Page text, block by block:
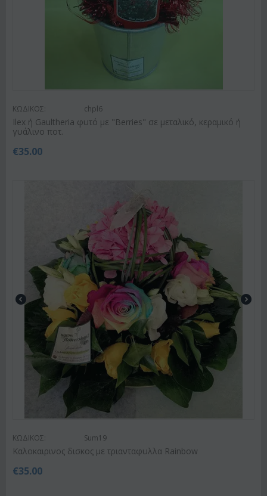
ΚΩΔΙΚΟΣ: chpl6
Ilex ή Gaultheria φυτό με "Berries" σε μεταλικό, κεραμικό ή
γυάλινο ποτ.
€35.00
ΚΩΔΙΚΟΣ: Sum19
Kαλοκαιρινος δισκος με τριανταφυλλα Rainbow
€35.00